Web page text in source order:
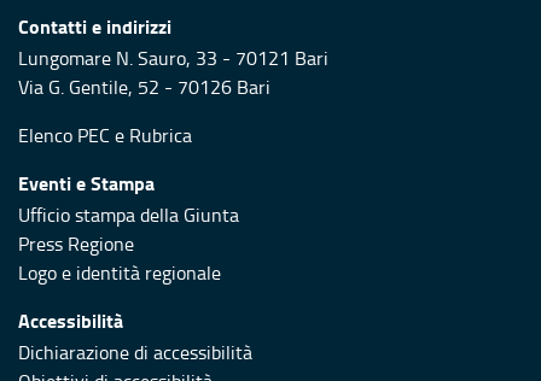
Contatti e indirizzi
Lungomare N. Sauro, 33 - 70121 Bari
Via G. Gentile, 52 - 70126 Bari
Elenco PEC e Rubrica
Eventi e Stampa
Ufficio stampa della Giunta
Press Regione
Logo e identità regionale
Accessibilità
Dichiarazione di accessibilità